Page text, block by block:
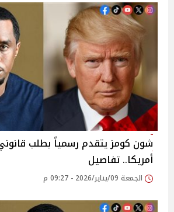
شون كومز يتقدم رسمياً بطلب
أمريكا.. تفاصيل
الجمعة 09/يناير/2026 - 09:27 م